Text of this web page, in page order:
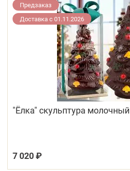
Предзаказ
Доставка с 01.11.2026
"Ёлка" скульптура
7 020 ₽